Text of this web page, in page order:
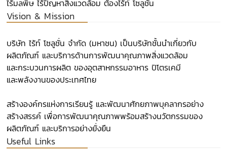
ไร้มลพิษ ไร้ปัญหาสิ่งแวดล้อม ต้องไร้ท์ โซลูชั่น
บริษัท ไร้ท์ โซลูชั่น จำกัด (มหาชน) เป็นบริษัทชั้นนำเกี่ยวกับ
ผลิตภัณฑ์ และบริการด้านการพัฒนาคุณภาพสิ่งแวดล้อม
และกระบวนการผลิต ของอุตสาหกรรมอาหาร ปิโตรเคมี
และพลังงานของประเทศไทย​
สร้างองค์กรแห่งการเรียนรู้ และพัฒนาศักยภาพบุคลากรอย่าง
สร้างสรรค์ เพื่อการพัฒนาคุณภาพพร้อมสร้างนวัตกรรมของ
ผลิตภัณฑ์ และบริการอย่างยั่งยืน
Vision & Mission
Useful Links